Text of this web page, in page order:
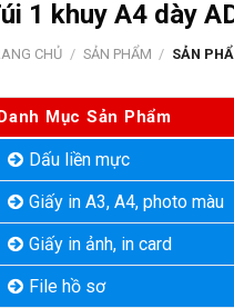
1 khuy A4 dày
CHỦ / SẢN PHẨM / SẢN
Danh Mục Sản Phẩm
Dấu liền mực
Giấy in A3, A4, photo màu
Giấy in ảnh, in card
File hồ sơ